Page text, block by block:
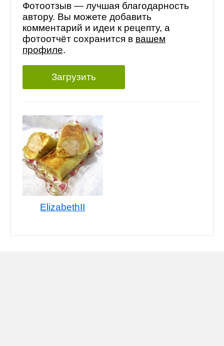
Фотоотзыв — лучшая благодарность
автору. Вы можете добавить
комментарий и идеи к рецепту, а
фотоотчёт сохранится в вашем
профиле.
Загрузить
ElizabethII